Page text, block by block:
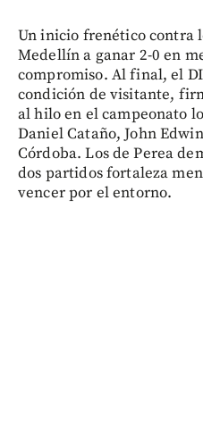
Un inicio frenético contra
Medellín a ganar 2-0 en
compromiso. Al final, el
condición de visitante,
al hilo en el campeonato
Daniel Cataño, John
Córdoba. Los de Perea
dos partidos fortaleza
vencer por el entorno.